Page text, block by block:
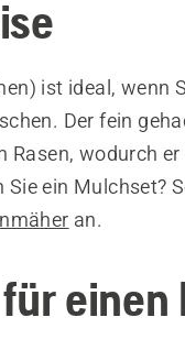
ist ideal, wenn
Der fein
Rasen, wodurch
ein Mulchset?
an.
einen